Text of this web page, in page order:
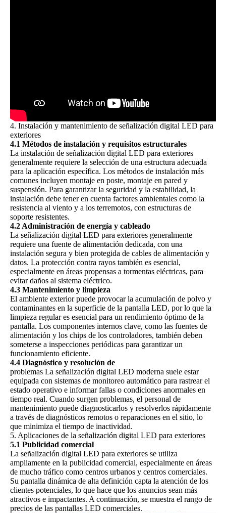
4. Instalación y mantenimiento de señalización digital LED para
exteriores
4.1 Métodos de instalación y requisitos estructurales
La instalación de señalización digital LED para exteriores
generalmente requiere la selección de una estructura adecuada
para la aplicación específica. Los métodos de instalación más
comunes incluyen montaje en poste, montaje en pared y
suspensión. Para garantizar la seguridad y la estabilidad, la
instalación debe tener en cuenta factores ambientales como la
resistencia al viento y a los terremotos, con estructuras de
soporte resistentes.
4.2 Administración de energía y cableado
La señalización digital LED para exteriores generalmente
requiere una fuente de alimentación dedicada, con una
instalación segura y bien protegida de cables de alimentación y
datos. La protección contra rayos también es esencial,
especialmente en áreas propensas a tormentas eléctricas, para
evitar daños al sistema eléctrico.
4.3 Mantenimiento y limpieza
El ambiente exterior puede provocar la acumulación de polvo y
contaminantes en la superficie de la pantalla LED, por lo que la
limpieza regular es esencial para un rendimiento óptimo de la
pantalla. Los componentes internos clave, como las fuentes de
alimentación y los chips de los controladores, también deben
someterse a inspecciones periódicas para garantizar un
funcionamiento eficiente.
4.4 Diagnóstico y resolución de
problemas La señalización digital LED moderna suele estar
equipada con sistemas de monitoreo automático para rastrear el
estado operativo e informar fallas o condiciones anormales en
tiempo real. Cuando surgen problemas, el personal de
mantenimiento puede diagnosticarlos y resolverlos rápidamente
a través de diagnósticos remotos o reparaciones en el sitio, lo
que minimiza el tiempo de inactividad.
5. Aplicaciones de la señalización digital LED para exteriores
5.1 Publicidad comercial
La señalización digital LED para exteriores se utiliza
ampliamente en la publicidad comercial, especialmente en áreas
de mucho tráfico como centros urbanos y centros comerciales.
Su pantalla dinámica de alta definición capta la atención de los
clientes potenciales, lo que hace que los anuncios sean más
atractivos e impactantes. A continuación, se muestra el rango de
precios de las pantallas LED comerciales.